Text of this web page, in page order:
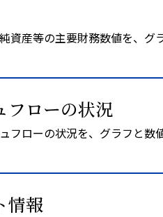
資産等の主要財務数値を、グ
フローの状況
フローの状況を、グラフと数
情報